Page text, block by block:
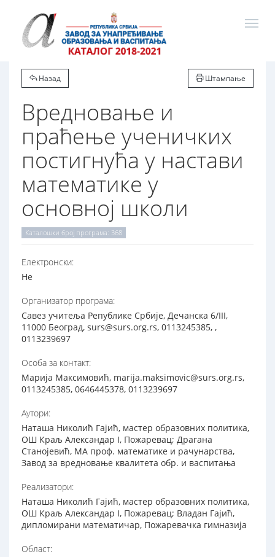
Назад Штампање
Вредновање и
праћење ученичких
постигнућа у настави
математике у
основној школи
Каталошки број програма: 368
Електронски:
Не
Организатор програма:
Савез учитеља Републике Србије, Дечанска 6/III,
11000 Београд, surs@surs.org.rs, 0113245385, ,
0113239697
Особа за контакт:
Марија Максимовић, marija.maksimovic@surs.org.rs,
0113245385, 0646445378, 0113239697
Аутори:
Наташа Николић Гајић, мастер образовних политика,
ОШ Краљ Александар I, Пожаревац; Драгана
Станојевић, МА проф. математике и рачунарства,
Завод за вредновање квалитета обр. и васпитања
Реализатори:
Наташа Николић Гајић, мастер образовних политика,
ОШ Краљ Александар I, Пожаревац; Владан Гајић,
дипломирани математичар, Пожаревачка гимназија
Област: